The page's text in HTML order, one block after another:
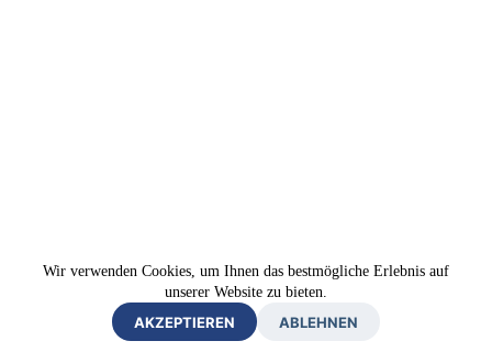
Wir verwenden Cookies, um Ihnen das bestmögliche Erlebnis auf
unserer Website zu bieten.
AKZEPTIEREN ABLEHNEN
Impressum